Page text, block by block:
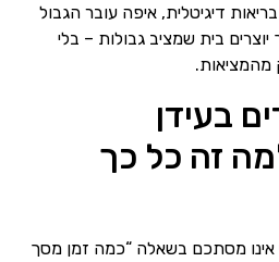
דיגיטלית, איפה עובר הגבול
יוצרים בית שמציב גבולות – בלי
מהמציאות.
בעידן
זה כל כך
אינו מסתכם בשאלה “כמה זמן מסך